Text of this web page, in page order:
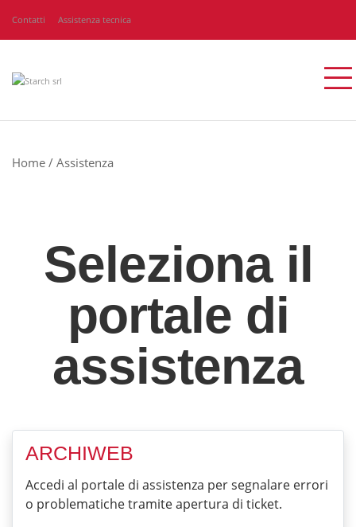
Contatti Assistenza tecnica
Home / Assistenza
Seleziona il
portale di
assistenza
ARCHIWEB
Accedi al portale di assistenza per segnalare errori
o problematiche tramite apertura di ticket.